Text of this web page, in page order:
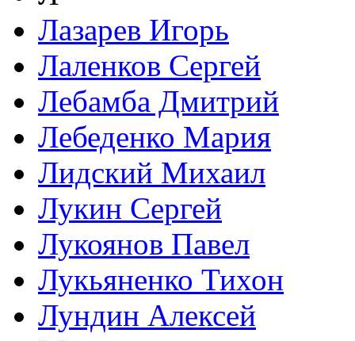
Лазарев Игорь
Лаленков Сергей
Лебамба Дмитрий
Лебеденко Мария
Лидский Михаил
Лукин Сергей
Лукоянов Павел
Лукьяненко Тихон
Лундин Алексей